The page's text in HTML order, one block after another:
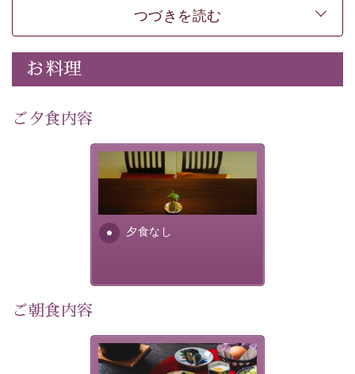
【公式限定価格】早割プラン（30日前
まで）」をご利用ください。
上諏訪温泉しんゆでは、30日前までのご予約で、5%割
意しております。
諏訪湖の穏やかな景色、心身を解きほぐす温泉、そして
温かいおもてなし。ご滞在を楽しみに待つ日々が旅をよ
り特別なものにしてくれます。
早めのご予約で、お得に癒しのひとときをお過ごしくだ
滞在いただけるよう
30項目以上からなる独自の衛生・消毒プログラムの基、
徹底した衛生管理を行っております。
つづきを読む
お料理
ご夕食内容
夕食なし
夕食なしご夕食を追加される
場合は、二食付きのプランを
お選びくださいませ。
ご朝食内容
さっぱりとした和食膳に使わ